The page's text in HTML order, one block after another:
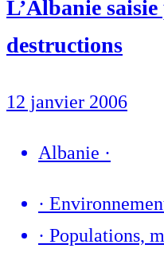
L’Albanie
destructions
12 janvier 2006
Albanie ·
·
· Populations,